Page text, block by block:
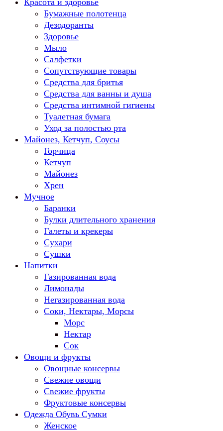
Красота и здоровье
Бумажные полотенца
Дезодоранты
Здоровье
Мыло
Салфетки
Сопутствующие товары
Средства для бритья
Средства для ванны и душа
Средства интимной гигиены
Туалетная бумага
Уход за полостью рта
Майонез, Кетчуп, Соусы
Горчица
Кетчуп
Майонез
Хрен
Мучное
Баранки
Булки длительного хранения
Галеты и крекеры
Сухари
Сушки
Напитки
Газированная вода
Лимонады
Негазированная вода
Соки, Нектары, Морсы
Морс
Нектар
Сок
Овощи и фрукты
Овощные консервы
Свежие овощи
Свежие фрукты
Фруктовые консервы
Одежда Обувь Сумки
Женское